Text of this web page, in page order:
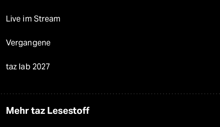
Live im Stream
Vergangene
taz lab 2027
Mehr taz Lesestoff